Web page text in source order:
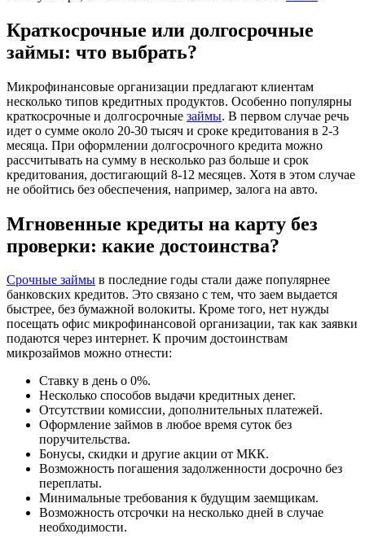
Краткосрочные или долгосрочные
займы: что выбрать?
Микрофинансовые организации предлагают клиентам
несколько типов кредитных продуктов. Особенно популярны
краткосрочные и долгосрочные займы. В первом случае речь
идет о сумме около 20-30 тысяч и сроке кредитования в 2-3
месяца. При оформлении долгосрочного кредита можно
рассчитывать на сумму в несколько раз больше и срок
кредитования, достигающий 8-12 месяцев. Хотя в этом случае
не обойтись без обеспечения, например, залога на авто.
Мгновенные кредиты на карту без
проверки: какие достоинства?
Срочные займы в последние годы стали даже популярнее
банковских кредитов. Это связано с тем, что заем выдается
быстрее, без бумажной волокиты. Кроме того, нет нужды
посещать офис микрофинансовой организации, так как заявки
подаются через интернет. К прочим достоинствам
микрозаймов можно отнести:
Ставку в день о 0%.
Несколько способов выдачи кредитных денег.
Отсутствии комиссии, дополнительных платежей.
Оформление займов в любое время суток без
поручительства.
Бонусы, скидки и другие акции от МКК.
Возможность погашения задолженности досрочно без
переплаты.
Минимальные требования к будущим заемщикам.
Возможность отсрочки на несколько дней в случае
необходимости.